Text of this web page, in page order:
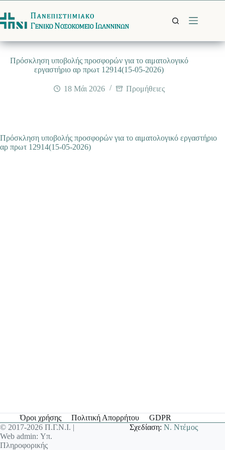
στο
περιεχόμενο
Πρόσκληση υποβολής προσφορών για το αιματολογικό
εργαστήριο αρ πρωτ 12914(15-05-2026)
18 Μάι 2026 Προμήθειες
Πρόσκληση υποβολής προσφορών για το αιματολογικό εργαστήριο
αρ πρωτ 12914(15-05-2026)
Όροι χρήσης Πολιτική Απορρήτου
GDPR
© 2017-2026 Π.Γ.Ν.Ι. |
Web admin: Υπ.
Πληροφορικής
Σχεδίαση:Ν. Ντέμος